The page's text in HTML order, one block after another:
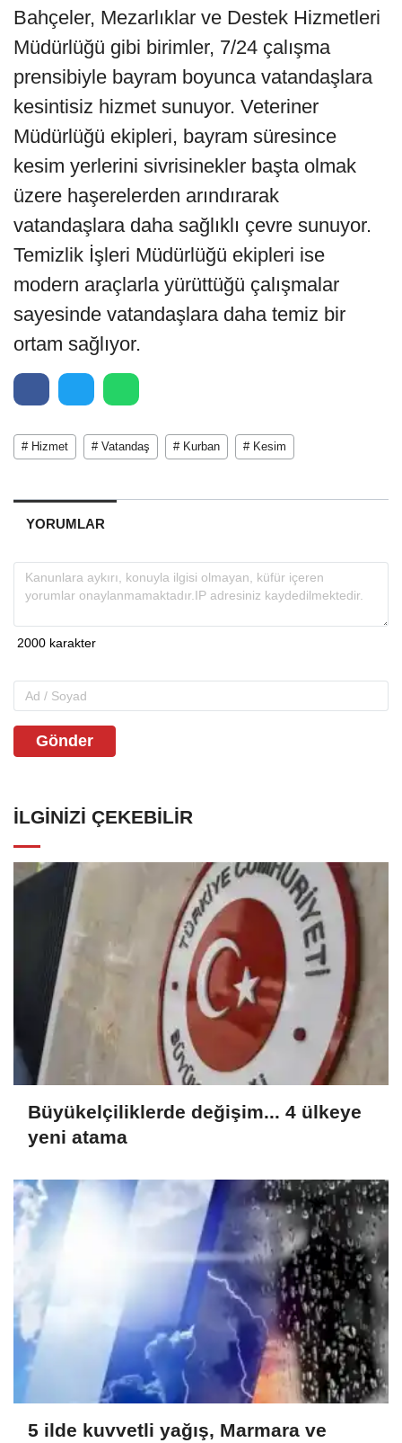
Bahçeler, Mezarlıklar ve Destek Hizmetleri
Müdürlüğü gibi birimler, 7/24 çalışma
prensibiyle bayram boyunca vatandaşlara
kesintisiz hizmet sunuyor. Veteriner
Müdürlüğü ekipleri, bayram süresince
kesim yerlerini sivrisinekler başta olmak
üzere haşerelerden arındırarak
vatandaşlara daha sağlıklı çevre sunuyor.
Temizlik İşleri Müdürlüğü ekipleri ise
modern araçlarla yürüttüğü çalışmalar
sayesinde vatandaşlara daha temiz bir
ortam sağlıyor.
# Hizmet # Vatandaş # Kurban # Kesim
YORUMLAR
Gönder
İLGINIZI ÇEKEBILIR
Büyükelçiliklerde değişim... 4 ülkeye
yeni atama
5 ilde kuvvetli yağış, Marmara ve